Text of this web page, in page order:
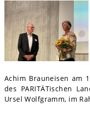
Achim Brauneisen am
des PARITÄTischen
Ursel Wolfgramm, im